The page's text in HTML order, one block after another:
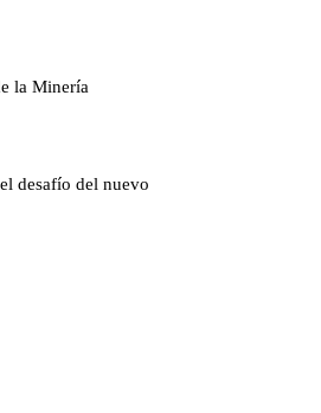
la Minería
desafío del nuevo